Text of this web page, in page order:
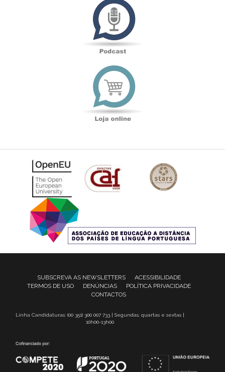
SUBSCREVA AS NEWSLETTERS
ACESSIBILIDADE
TERMOS DE USO
DENÚNCIAS
POLÍTICA PRIVACIDADE
CONTACTOS
Linha Candidaturas: (00 351) 300 007 733 | Segundas, quartas e sextas |
10h00-13h00